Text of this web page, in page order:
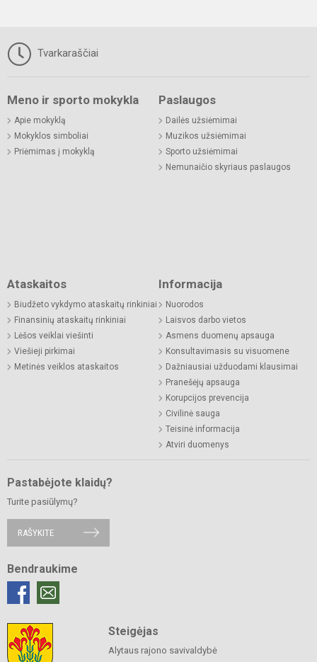
Tvarkaraščiai
Meno ir sporto mokykla
Apie mokyklą
Mokyklos simboliai
Priėmimas į mokyklą
Paslaugos
Dailės užsiėmimai
Muzikos užsiėmimai
Sporto užsiėmimai
Nemunaičio skyriaus paslaugos
Ataskaitos
Biudžeto vykdymo ataskaitų rinkiniai
Finansinių ataskaitų rinkiniai
Lėšos veiklai viešinti
Viešieji pirkimai
Metinės veiklos ataskaitos
Informacija
Nuorodos
Laisvos darbo vietos
Asmens duomenų apsauga
Konsultavimasis su visuomene
Dažniausiai užduodami klausimai
Pranešėjų apsauga
Korupcijos prevencija
Civilinė sauga
Teisinė informacija
Atviri duomenys
Pastabėjote klaidų?
Turite pasiūlymų?
RAŠYKITE
Bendraukime
Steigėjas
Alytaus rajono savivaldybė